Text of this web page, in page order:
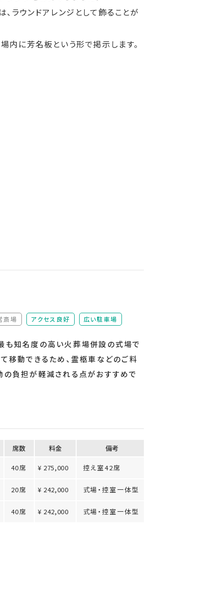
ラウンドアレンジとして飾ることが
内に芳名板という形で掲示します。
斎場
（非該当）
アクセス良好 広い駐車場
も知名度の高い火葬場併設の式場で
移動できるため、霊柩車などのご料
の負担が軽減される点がおすすめで
席数 料⾦ 備考
40席 ¥ 275,000 控え室42席
20席 ¥ 242,000 式場・控室一体型
40席 ¥ 242,000 式場・控室一体型